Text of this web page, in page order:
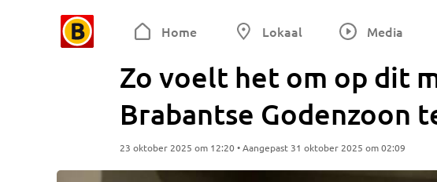
Home Lokaal Media
Zo voelt het om op dit
Brabantse Godenzoon
23 oktober 2025 om 12:20 • Aangepast 31 oktober 2025 om 02:09